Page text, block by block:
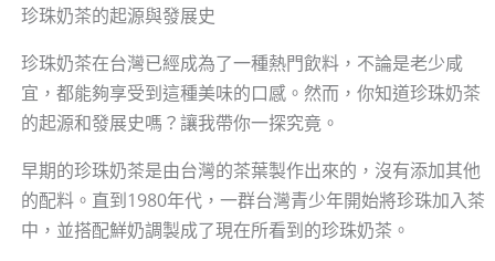
珍珠奶茶的起源與發展史
珍珠奶茶在台灣已經成為了一種熱門飲料，不論是老少咸
宜，都能夠享受到這種美味的口感。然而，你知道珍珠奶茶
的起源和發展史嗎？讓我帶你一探究竟。
早期的珍珠奶茶是由台灣的茶葉製作出來的，沒有添加其他
的配料。直到1980年代，一群台灣青少年開始將珍珠加入茶
中，並搭配鮮奶調製成了現在所看到的珍珠奶茶。